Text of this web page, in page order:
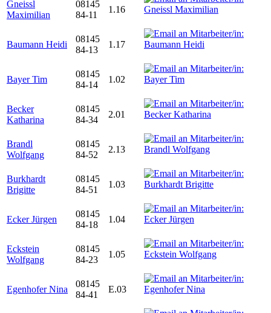
Gneissl
Maximilian
08145
84-11
1.16
Baumann Heidi
08145
84-13
1.17
Bayer Tim
08145
84-14
1.02
Becker
Katharina
08145
84-34
2.01
Brandl
Wolfgang
08145
84-52
2.13
Burkhardt
Brigitte
08145
84-51
1.03
Ecker Jürgen
08145
84-18
1.04
Eckstein
Wolfgang
08145
84-23
1.05
Egenhofer Nina
08145
84-41
E.03